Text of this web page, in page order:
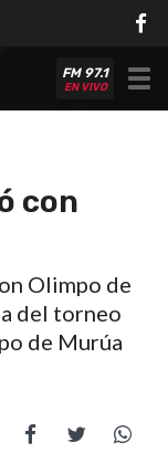
FM 97.1
EN VIVO
con
Olimpo de
del torneo
de Murúa